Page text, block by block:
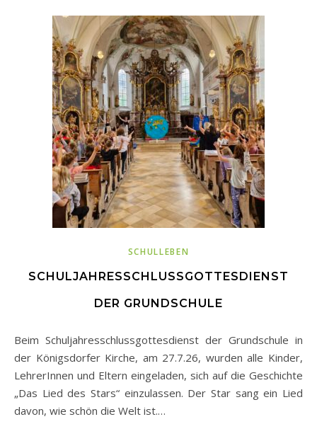
SCHULLEBEN
SCHULJAHRESSCHLUSSGOTTESDIENST
DER GRUNDSCHULE
Beim Schuljahresschlussgottesdienst der Grundschule in
der Königsdorfer Kirche, am 27.7.26, wurden alle Kinder,
LehrerInnen und Eltern eingeladen, sich auf die Geschichte
„Das Lied des Stars“ einzulassen. Der Star sang ein Lied
davon, wie schön die Welt ist.…